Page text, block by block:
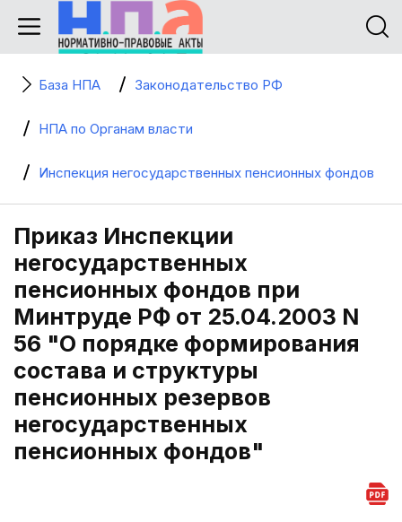
База НПА Законодательство РФ
НПА по Органам власти
Инспекция негосударственных пенсионных фондов
Приказ Инспекции
негосударственных
пенсионных фондов при
Минтруде РФ от 25.04.2003 N
56 "О порядке формирования
состава и структуры
пенсионных резервов
негосударственных
пенсионных фондов"